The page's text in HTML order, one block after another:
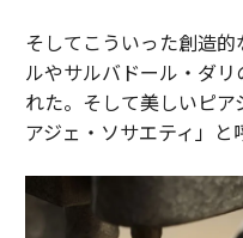
そしてこういった創造
ルやサルバドール・ダ
れた。そして美しいピ
アジェ・ソサエティ」と